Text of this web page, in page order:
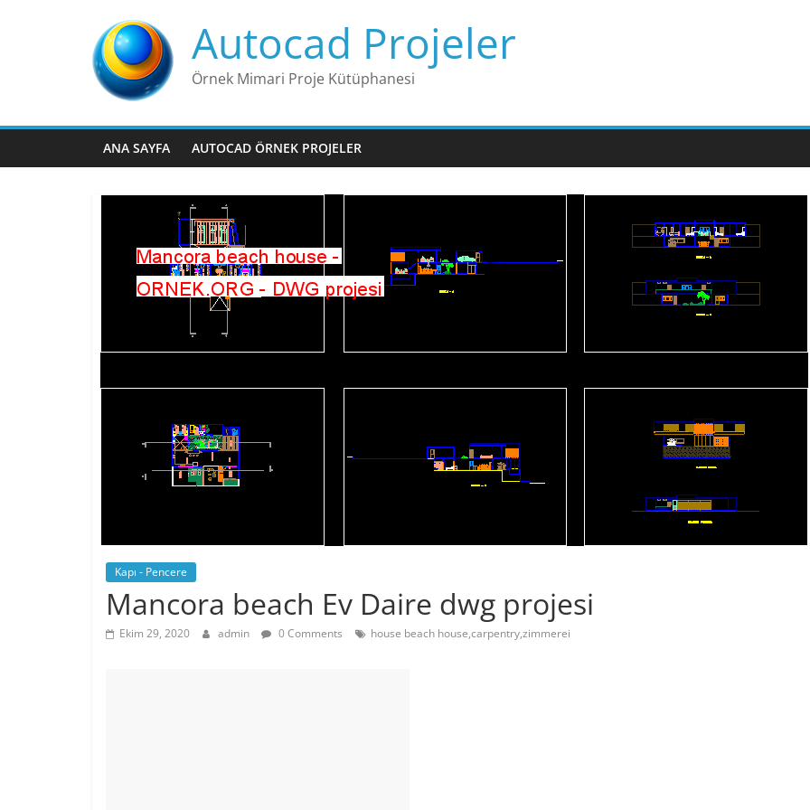
Autocad Projeler
Örnek Mimari Proje Kütüphanesi
ANA SAYFA AUTOCAD ÖRNEK PROJELER
Kapı - Pencere
Mancora beach Ev Daire dwg projesi
Ekim 29, 2020 admin 0 Comments house beach house,carpentry,zimmerei